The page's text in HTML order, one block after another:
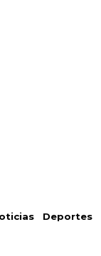
Deportes